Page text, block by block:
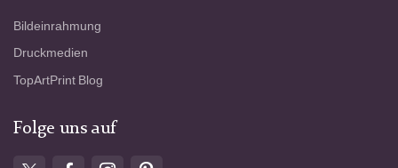
Bildeinrahmung
Druckmedien
TopArtPrint Blog
Folge uns auf